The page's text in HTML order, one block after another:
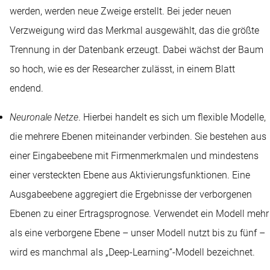
werden, werden neue Zweige erstellt. Bei jeder neuen
Verzweigung wird das Merkmal ausgewählt, das die größte
Trennung in der Datenbank erzeugt. Dabei wächst der Baum
so hoch, wie es der Researcher zulässt, in einem Blatt
endend.
Neuronale Netze. Hierbei handelt es sich um flexible Modelle,
die mehrere Ebenen miteinander verbinden. Sie bestehen aus
einer Eingabeebene mit Firmenmerkmalen und mindestens
einer versteckten Ebene aus Aktivierungsfunktionen. Eine
Ausgabeebene aggregiert die Ergebnisse der verborgenen
Ebenen zu einer Ertragsprognose. Verwendet ein Modell mehr
als eine verborgene Ebene – unser Modell nutzt bis zu fünf –
wird es manchmal als „Deep-Learning“-Modell bezeichnet.